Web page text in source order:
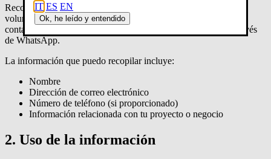
Recopilo información personal solo cuando es proporcionada
voluntariamente por los usuarios, como por ejemplo cuando me
contactas por correo electrónico a
o a través
de WhatsApp.
La información que puedo recopilar incluye:
Nombre
Dirección de correo electrónico
Número de teléfono (si proporcionado)
Información relacionada con tu proyecto o negocio
2. Uso de la información
IT ES EN
Ok, he leído y entendido